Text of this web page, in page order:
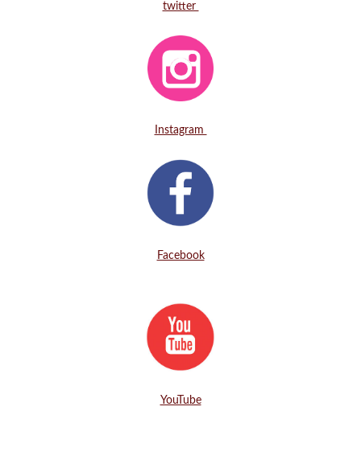
twitter
Instagram
Facebook
YouTube